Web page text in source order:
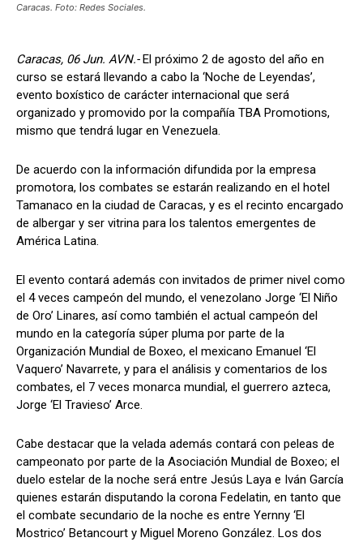
Caracas. Foto: Redes Sociales.
Caracas, 06 Jun. AVN.-El próximo 2 de agosto del año en
curso se estará llevando a cabo la ‘Noche de Leyendas’,
evento boxístico de carácter internacional que será
organizado y promovido por la compañía TBA Promotions,
mismo que tendrá lugar en Venezuela.
De acuerdo con la información difundida por la empresa
promotora, los combates se estarán realizando en el hotel
Tamanaco en la ciudad de Caracas, y es el recinto encargado
de albergar y ser vitrina para los talentos emergentes de
América Latina.
El evento contará además con invitados de primer nivel como
el 4 veces campeón del mundo, el venezolano Jorge ‘El Niño
de Oro’ Linares, así como también el actual campeón del
mundo en la categoría súper pluma por parte de la
Organización Mundial de Boxeo, el mexicano Emanuel ‘El
Vaquero’ Navarrete, y para el análisis y comentarios de los
combates, el 7 veces monarca mundial, el guerrero azteca,
Jorge ‘El Travieso’ Arce.
Cabe destacar que la velada además contará con peleas de
campeonato por parte de la Asociación Mundial de Boxeo; el
duelo estelar de la noche será entre Jesús Laya e Iván García
quienes estarán disputando la corona Fedelatin, en tanto que
el combate secundario de la noche es entre Yernny ‘El
Mostrico’ Betancourt y Miguel Moreno González. Los dos